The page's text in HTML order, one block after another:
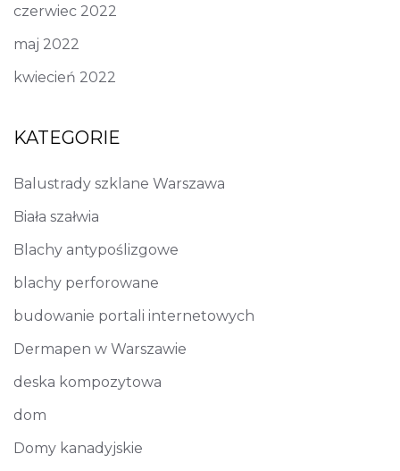
czerwiec 2022
maj 2022
kwiecień 2022
KATEGORIE
Balustrady szklane Warszawa
Biała szałwia
Blachy antypoślizgowe
blachy perforowane
budowanie portali internetowych
Dermapen w Warszawie
deska kompozytowa
dom
Domy kanadyjskie